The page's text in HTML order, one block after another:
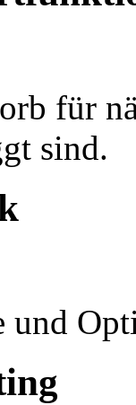
für
sind.
und